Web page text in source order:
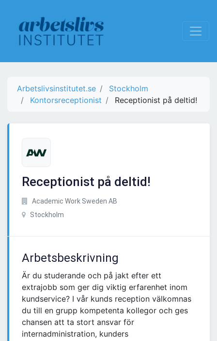
Arbetslivsinstitutet.se
Stockholm
Kontorsreceptionist
Receptionist på deltid!
Receptionist på deltid!
Academic Work Sweden AB
Stockholm
Arbetsbeskrivning
Är du studerande och på jakt efter ett
extrajobb som ger dig viktig erfarenhet inom
kundservice? I vår kunds reception välkomnas
du till en grupp kompetenta kollegor och ges
chansen att ta stort ansvar för
internadministration, kunders